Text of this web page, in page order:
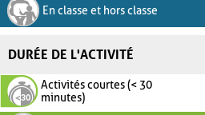
En classe et hors classe
DURÉE DE L'ACTIVITÉ
Activités courtes (< 30
minutes)